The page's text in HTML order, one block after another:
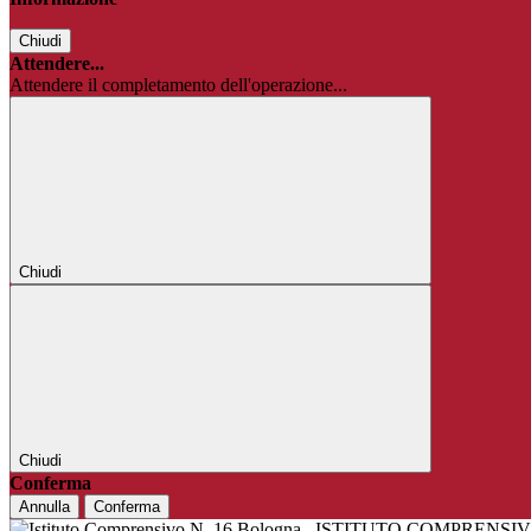
Chiudi
Attendere...
Attendere il completamento dell'operazione...
Chiudi
Chiudi
Conferma
Annulla Conferma